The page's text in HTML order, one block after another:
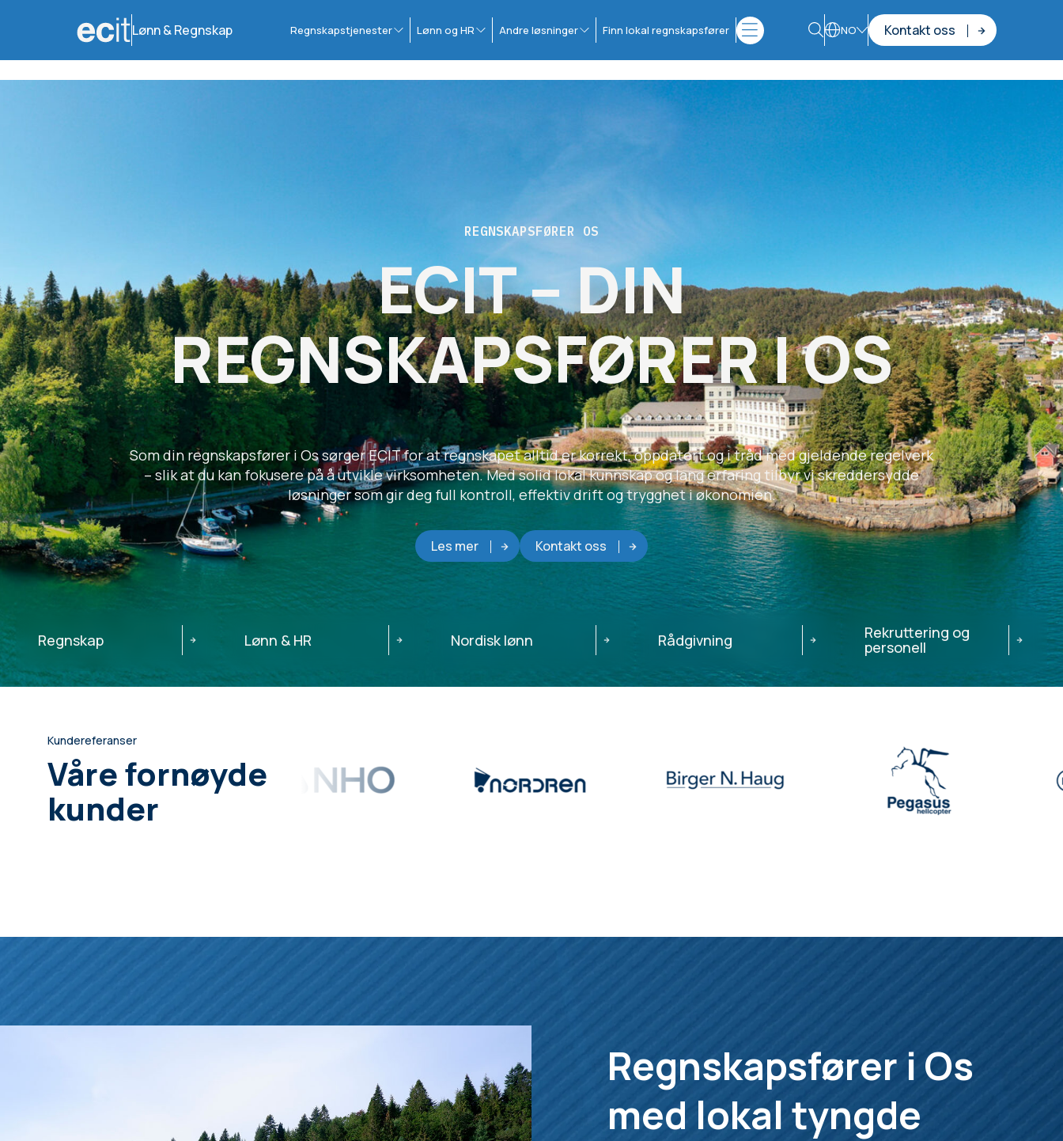
Lønn & Regnskap Regnskapstjenester Lønn og HR Andre løsninger Finn lokal regnskapsfører NO Kontakt oss
REGNSKAPSFØRER OS
ECIT – DIN
REGNSKAPSFØRER I OS
Som din regnskapsfører i Os sørger ECIT for at regnskapet alltid er korrekt, oppdatert og i tråd med gjeldende regelverk
– slik at du kan fokusere på å utvikle virksomheten. Med solid lokal kunnskap og lang erfaring tilbyr vi skreddersydde
løsninger som gir deg full kontroll, effektiv drift og trygghet i økonomien.
Les mer Kontakt oss
Regnskap Lønn & HR Nordisk lønn Rådgivning Rekruttering og
personell
Kundereferanser
Våre fornøyde
kunder
Regnskapsfører i Os
med lokal tyngde